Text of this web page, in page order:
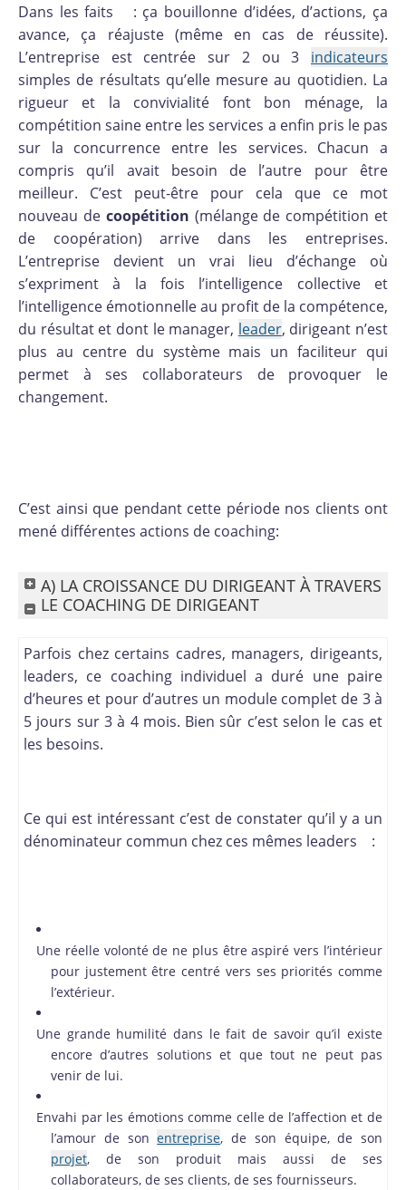
Dans les faits : ça bouillonne d’idées, d’actions, ça
avance, ça réajuste (même en cas de réussite).
L’entreprise est centrée sur 2 ou 3 indicateurs
simples de résultats qu’elle mesure au quotidien. La
rigueur et la convivialité font bon ménage, la
compétition saine entre les services a enfin pris le pas
sur la concurrence entre les services. Chacun a
compris qu’il avait besoin de l’autre pour être
meilleur. C’est peut-être pour cela que ce mot
nouveau de coopétition (mélange de compétition et
de coopération) arrive dans les entreprises.
L’entreprise devient un vrai lieu d’échange où
s’expriment à la fois l’intelligence collective et
l’intelligence émotionnelle au profit de la compétence,
du résultat et dont le manager, leader, dirigeant n’est
plus au centre du système mais un faciliteur qui
permet à ses collaborateurs de provoquer le
changement.
C’est ainsi que pendant cette période nos clients ont
mené différentes actions de coaching:
A) LA CROISSANCE DU DIRIGEANT À TRAVERS
LE COACHING DE DIRIGEANT
Parfois chez certains cadres, managers, dirigeants,
leaders, ce coaching individuel a duré une paire
d’heures et pour d’autres un module complet de 3 à
5 jours sur 3 à 4 mois. Bien sûr c’est selon le cas et
les besoins.
Ce qui est intéressant c’est de constater qu’il y a un
dénominateur commun chez ces mêmes leaders :
Une réelle volonté de ne plus être aspiré vers l’intérieur
pour justement être centré vers ses priorités comme
l’extérieur.
Une grande humilité dans le fait de savoir qu’il existe
encore d’autres solutions et que tout ne peut pas
venir de lui.
Envahi par les émotions comme celle de l’affection et de
l’amour de sonentreprise, de son équipe, de son
projet, de son produit mais aussi de ses
collaborateurs, de ses clients, de ses fournisseurs.